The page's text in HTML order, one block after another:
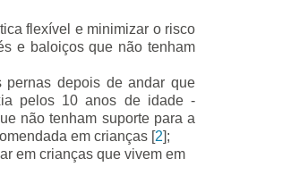
flexível e minimizar o risco
e baloiços que não tenham
pernas depois de andar que
pelos 10 anos de idade -
não tenham suporte para a
em crianças [2];
em crianças que vivem em